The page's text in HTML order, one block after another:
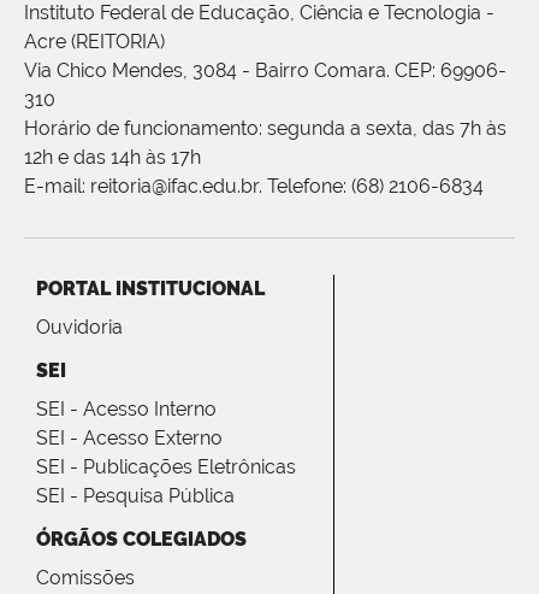
Instituto Federal de Educação, Ciência e Tecnologia -
Acre (REITORIA)
Via Chico Mendes, 3084 - Bairro Comara. CEP: 69906-
310
Horário de funcionamento: segunda a sexta, das 7h às
12h e das 14h às 17h
E-mail: reitoria@ifac.edu.br. Telefone: (68) 2106-6834
PORTAL INSTITUCIONAL
Ouvidoria
SEI
SEI - Acesso Interno
SEI - Acesso Externo
SEI - Publicações Eletrônicas
SEI - Pesquisa Pública
ÓRGÃOS COLEGIADOS
Comissões